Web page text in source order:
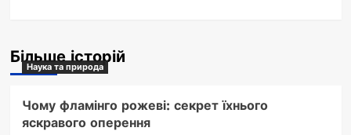
Більше історій
Наука та природа
Чому фламінго рожеві: секрет їхнього
яскравого оперення